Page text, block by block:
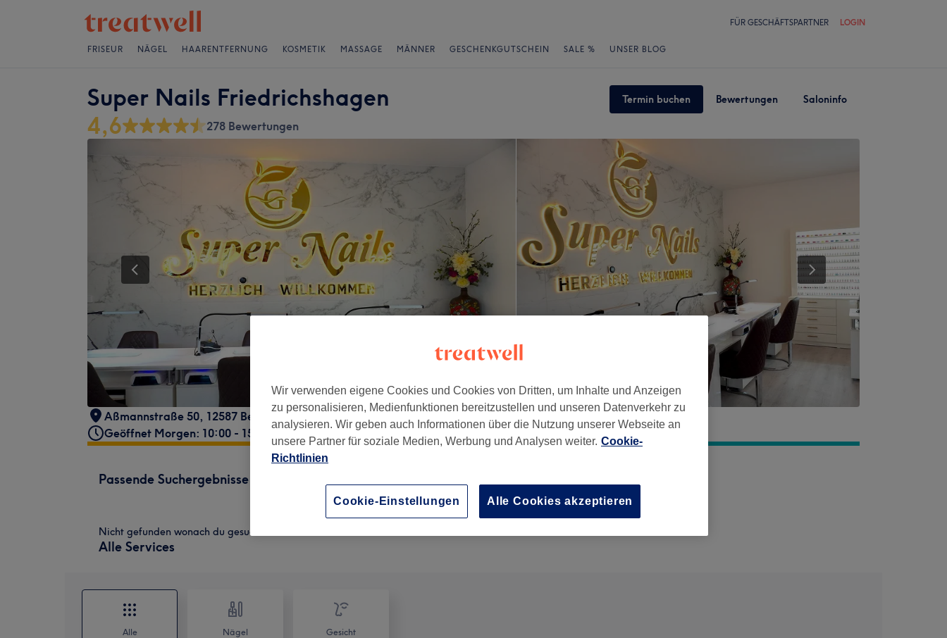
FÜR GESCHÄFTSPARTNER LOGIN
FRISEUR NÄGEL HAARENTFERNUNG KOSMETIK MASSAGE MÄNNER GESCHENKGUTSCHEIN SALE % UNSER BLOG
Super Nails Friedrichshagen Termin buchen Bewertungen Saloninfo
4,6 278 Bewertungen
Aßmannstraße 50, 12587 Berlin, Deutschland
Geöffnet Morgen: 10:00 - 15:00
Passende Suchergebnisse
Nicht gefunden wonach du gesucht hast?
Alle Services
Alle Nägel Gesicht
Wir verwenden eigene Cookies und Cookies von Dritten, um Inhalte und Anzeigen
zu personalisieren, Medienfunktionen bereitzustellen und unseren Datenverkehr zu
analysieren. Wir geben auch Informationen über die Nutzung unserer Webseite an
unsere Partner für soziale Medien, Werbung und Analysen weiter. Cookie-
Richtlinien
Cookie-Einstellungen Alle Cookies akzeptieren